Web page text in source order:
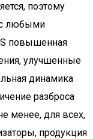
поэтому
с любыми
повышенная
улучшенные
динамика
разброса
менее, для всех,
продукция